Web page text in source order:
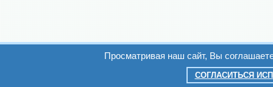
Просматривая наш сайт, Вы
СОГЛАСИТЬСЯ